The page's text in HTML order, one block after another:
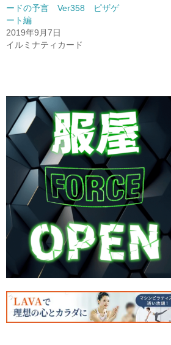
ードの予言 Ver358 ピザゲ
ート編
2019年9月7日
イルミナティカード